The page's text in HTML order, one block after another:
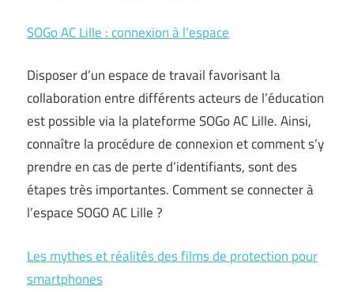
SOGo AC Lille : connexion à l’espace
Disposer d’un espace de travail favorisant la
collaboration entre différents acteurs de l’éducation
est possible via la plateforme SOGo AC Lille. Ainsi,
connaître la procédure de connexion et comment s’y
prendre en cas de perte d’identifiants, sont des
étapes très importantes. Comment se connecter à
l’espace SOGO AC Lille ?
Les mythes et réalités des films de protection pour
smartphones